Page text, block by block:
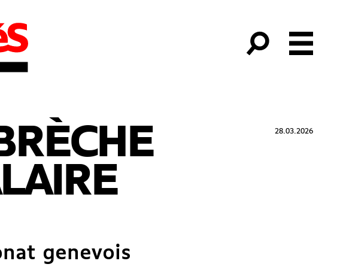
28.03.2026
genevois